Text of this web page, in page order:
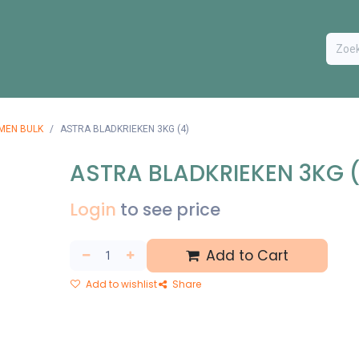
BULK ASTRA BLADKRIEKEN 3KG (4)
ASTRA BLADKRIEKEN 3KG
Login to see price
Add to Cart
Add to wishlist Share